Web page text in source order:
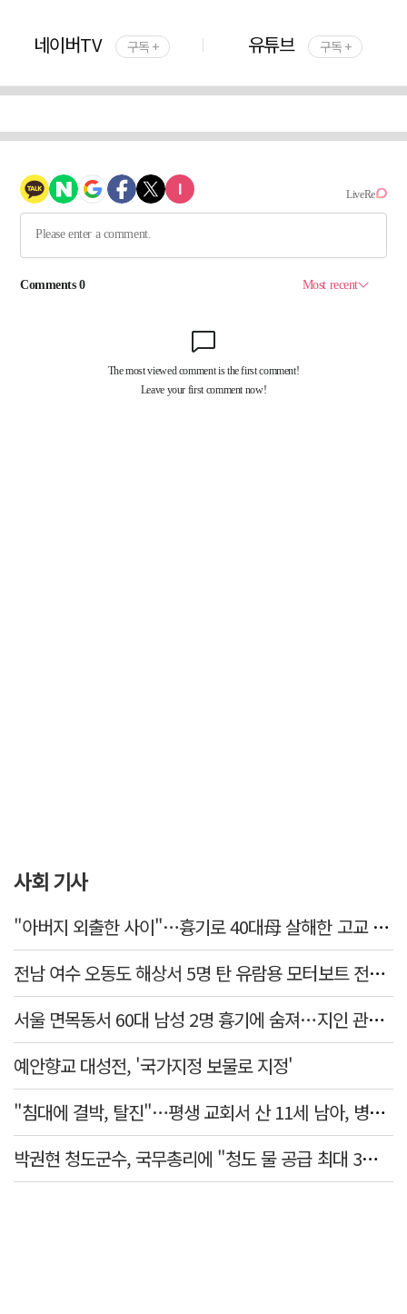
네이버TV 구독 + 유튜브 구독 +
사회 기사
"아버지 외출한 사이"…흉기로 40대母 살해한 고교 자퇴생, 구속 기로에
전남 여수 오동도 해상서 5명 탄 유람용 모터보트 전복…2명 숨져
서울 면목동서 60대 남성 2명 흉기에 숨져…지인 관계로 추정
예안향교 대성전, '국가지정 보물로 지정'
"침대에 결박, 탈진"…평생 교회서 산 11세 남아, 병원 이송 끝 숨져
박권현 청도군수, 국무총리에 "청도 물 공급 최대 3만t 늘려달라"